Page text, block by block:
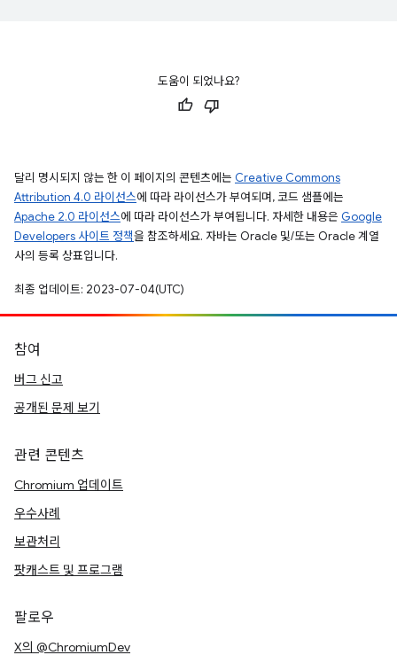
도움이 되었나요?
달리 명시되지 않는 한 이 페이지의 콘텐츠에는 Creative Commons
Attribution 4.0 라이선스에 따라 라이선스가 부여되며, 코드 샘플에는
Apache 2.0 라이선스에 따라 라이선스가 부여됩니다. 자세한 내용은 Google
Developers 사이트 정책을 참조하세요. 자바는 Oracle 및/또는 Oracle 계열
사의 등록 상표입니다.
최종 업데이트: 2023-07-04(UTC)
참여
버그 신고
공개된 문제 보기
관련 콘텐츠
Chromium 업데이트
우수사례
보관처리
팟캐스트 및 프로그램
팔로우
X의 @ChromiumDev